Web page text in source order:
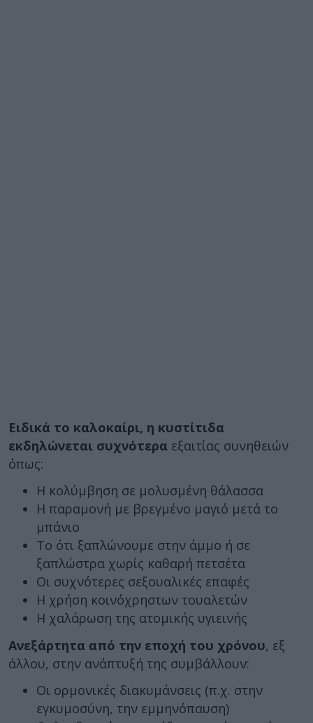
Ειδικά το καλοκαίρι, η κυστίτιδα
εκδηλώνεται συχνότερα εξαιτίας συνηθειών
όπως:
Η κολύμβηση σε μολυσμένη θάλασσα
Η παραμονή με βρεγμένο μαγιό μετά το
μπάνιο
Το ότι ξαπλώνουμε στην άμμο ή σε
ξαπλώστρα χωρίς καθαρή πετσέτα
Οι συχνότερες σεξουαλικές επαφές
Η χρήση κοινόχρηστων τουαλετών
Η χαλάρωση της ατομικής υγιεινής
Ανεξάρτητα από την εποχή του χρόνου, εξ
άλλου, στην ανάπτυξή της συμβάλλουν:
Οι ορμονικές διακυμάνσεις (π.χ. στην
εγκυμοσύνη, την εμμηνόπαυση)